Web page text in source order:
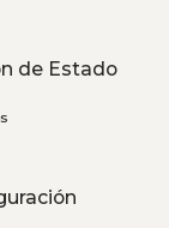
de Estado